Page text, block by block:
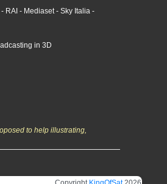
- RAI - Mediaset- Sky Italia -
in 3D
to help illustrating,